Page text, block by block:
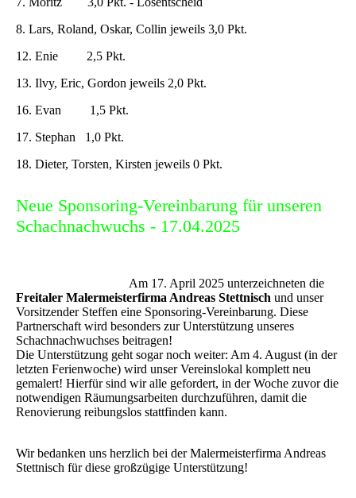
8. Lars, Roland, Oskar, Collin jeweils 3,0 Pkt.
12. Enie 2,5 Pkt.
13. Ilvy, Eric, Gordon jeweils 2,0 Pkt.
16. Evan 1,5 Pkt.
17. Stephan 1,0 Pkt.
18. Dieter, Torsten, Kirsten jeweils 0 Pkt.
Neue Sponsoring-Vereinbarung für unseren
Schachnachwuchs - 17.04.2025
Am 17. April 2025 unterzeichneten die
Freitaler Malermeisterfirma Andreas Stettnisch und unser
Vorsitzender Steffen eine Sponsoring-Vereinbarung. Diese
Partnerschaft wird besonders zur Unterstützung unseres
Schachnachwuchses beitragen!
Die Unterstützung geht sogar noch weiter: Am 4. August (in der
letzten Ferienwoche) wird unser Vereinslokal komplett neu
gemalert! Hierfür sind wir alle gefordert, in der Woche zuvor die
notwendigen Räumungsarbeiten durchzuführen, damit die
Renovierung reibungslos stattfinden kann.
Wir bedanken uns herzlich bei der Malermeisterfirma Andreas
Stettnisch für diese großzügige Unterstützung!